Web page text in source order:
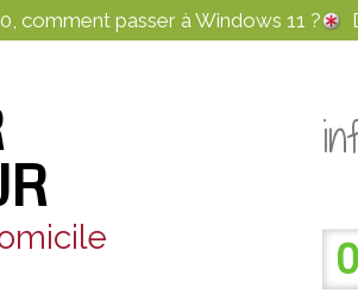
comment passer à Windows 11 ?